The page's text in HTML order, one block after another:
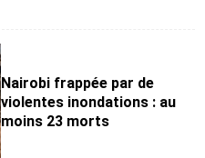
Nairobi frappée par de
violentes inondations : au
moins 23 morts